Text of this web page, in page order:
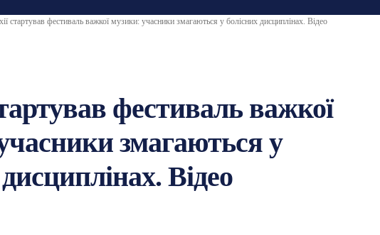
стартував фестиваль важкої музики: учасники змагаються у болісних дисциплінах. Відео
фестиваль важкої
змагаються у
Відео